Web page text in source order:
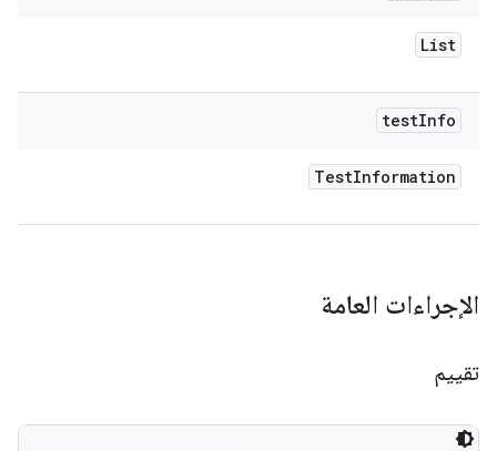
List
testInfo
TestInformation
الإجراءات العامة
تقييم